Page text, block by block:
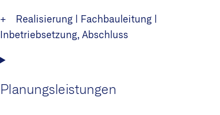
+ Realisierung | Fachbauleitung |
Inbetriebsetzung, Abschluss
Planungsleistungen